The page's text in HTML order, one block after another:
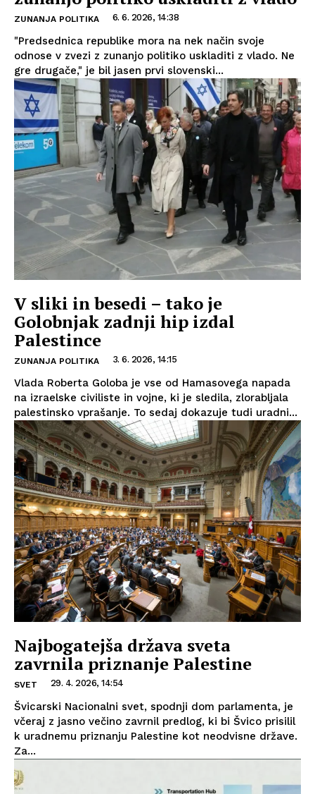
ZUNANJA POLITIKA 6. 6. 2026, 14:38
"Predsednica republike mora na nek način svoje
odnose v zvezi z zunanjo politiko uskladiti z vlado. Ne
gre drugače," je bil jasen prvi slovenski...
V sliki in besedi – tako je
Golobnjak zadnji hip izdal
Palestince
ZUNANJA POLITIKA 3. 6. 2026, 14:15
Vlada Roberta Goloba je vse od Hamasovega napada
na izraelske civiliste in vojne, ki je sledila, zlorabljala
palestinsko vprašanje. To sedaj dokazuje tudi uradni...
Najbogatejša država sveta
zavrnila priznanje Palestine
SVET 29. 4. 2026, 14:54
Švicarski Nacionalni svet, spodnji dom parlamenta, je
včeraj z jasno večino zavrnil predlog, ki bi Švico prisilil
k uradnemu priznanju Palestine kot neodvisne države.
Za...